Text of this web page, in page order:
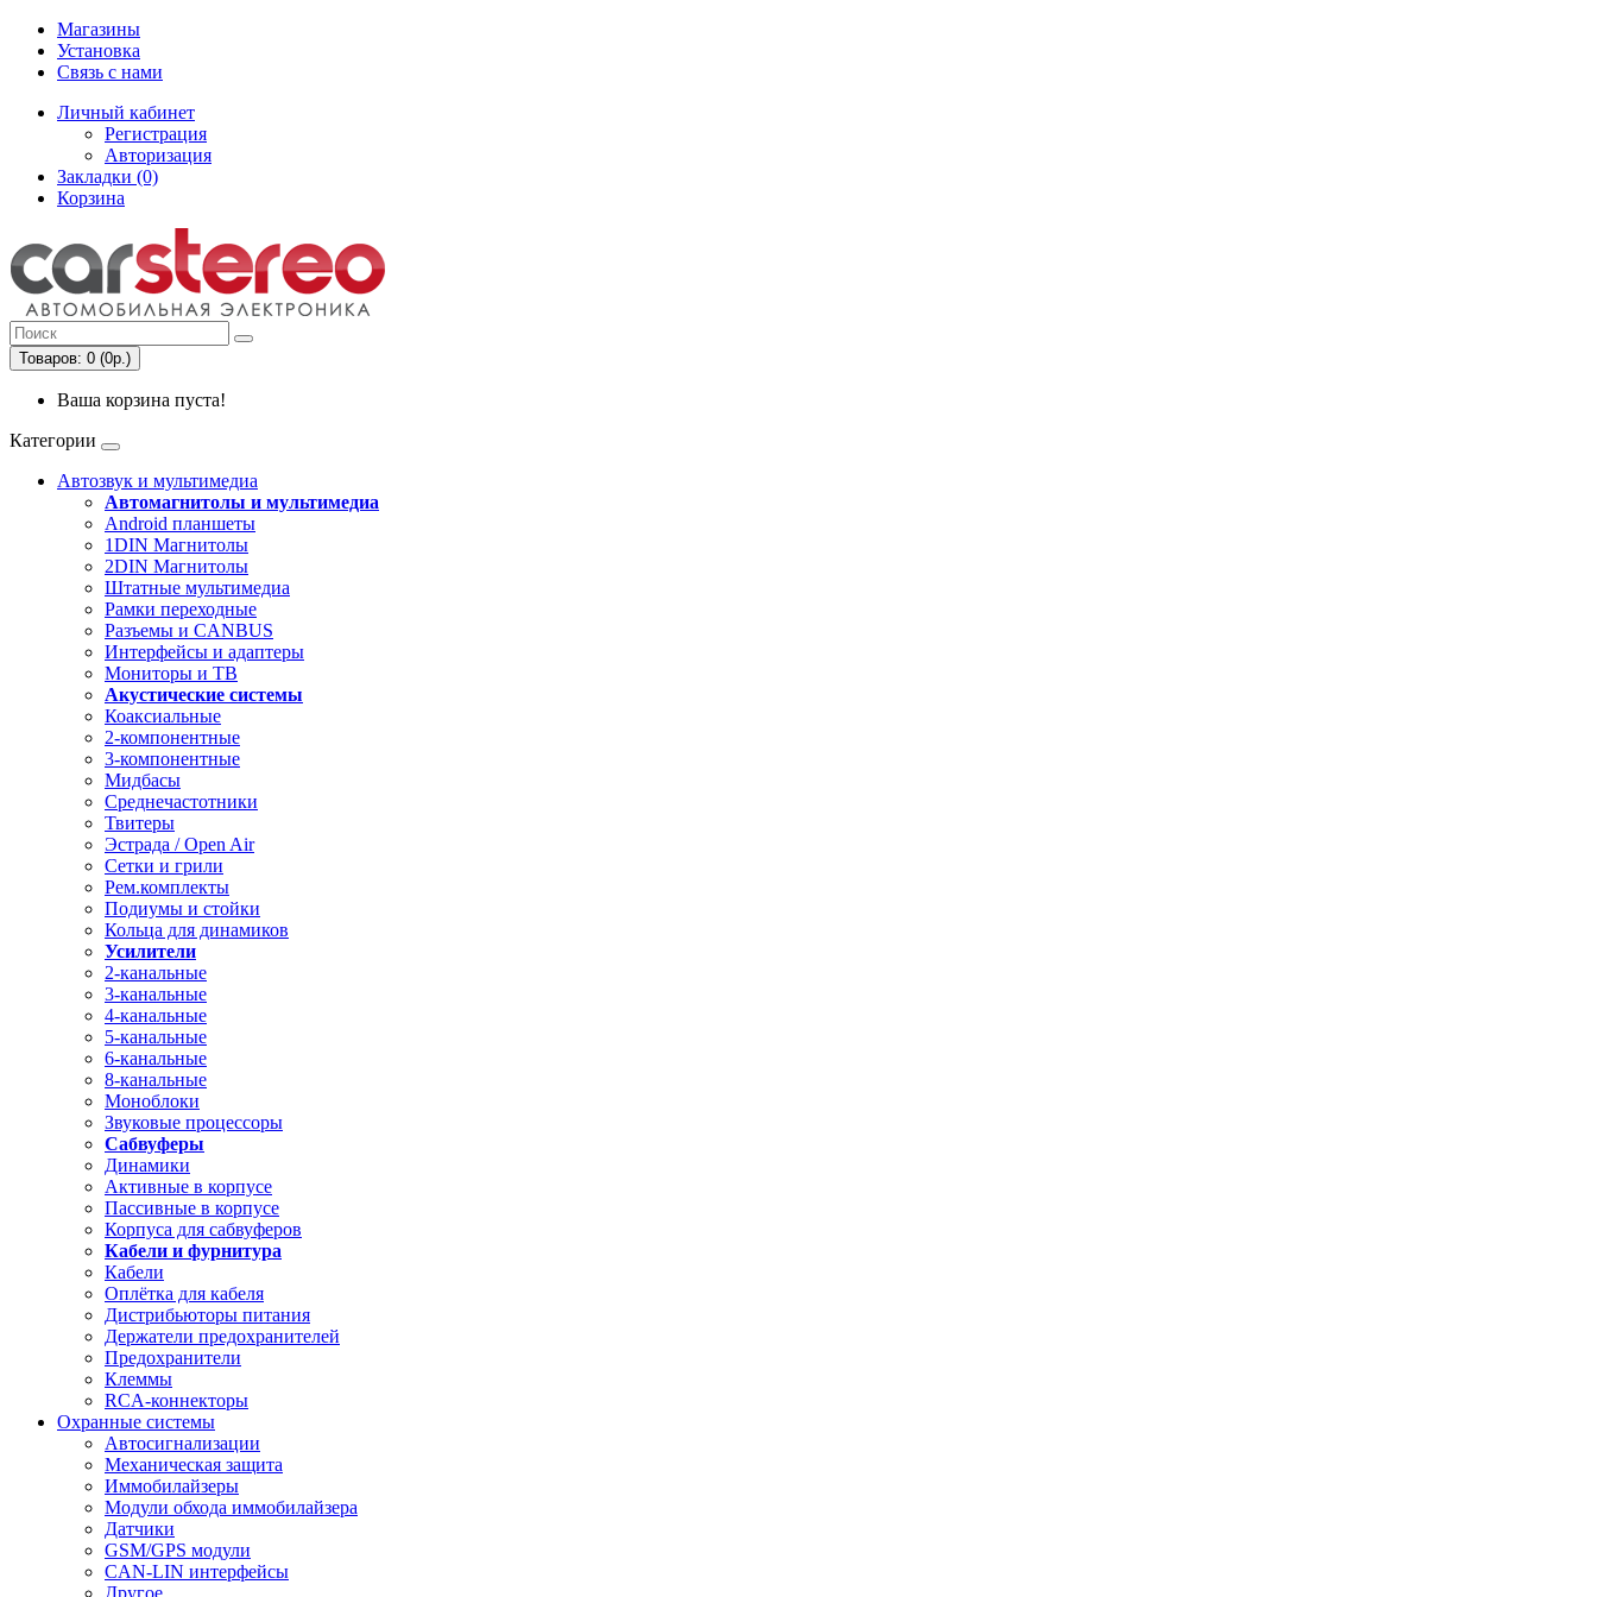
Магазины
Установка
Связь с нами
Личный кабинет
Регистрация
Авторизация
Закладки (0)
Корзина
Товаров: 0 (0р.)
Ваша корзина пуста!
Категории
Автозвук и мультимедиа
Автомагнитолы и мультимедиа
Android планшеты
1DIN Магнитолы
2DIN Магнитолы
Штатные мультимедиа
Рамки переходные
Разъемы и CANBUS
Интерфейсы и адаптеры
Мониторы и ТВ
Акустические системы
Коаксиальные
2-компонентные
3-компонентные
Мидбасы
Среднечастотники
Твитеры
Эстрада / Open Air
Сетки и грили
Рем.комплекты
Подиумы и стойки
Кольца для динамиков
Усилители
2-канальные
3-канальные
4-канальные
5-канальные
6-канальные
8-канальные
Моноблоки
Звуковые процессоры
Сабвуферы
Динамики
Активные в корпусе
Пассивные в корпусе
Корпуса для сабвуферов
Кабели и фурнитура
Кабели
Оплётка для кабеля
Дистрибьюторы питания
Держатели предохранителей
Предохранители
Клеммы
RCA-коннекторы
Охранные системы
Автосигнализации
Механическая защита
Иммобилайзеры
Модули обхода иммобилайзера
Датчики
GSM/GPS модули
CAN-LIN интерфейсы
Другое